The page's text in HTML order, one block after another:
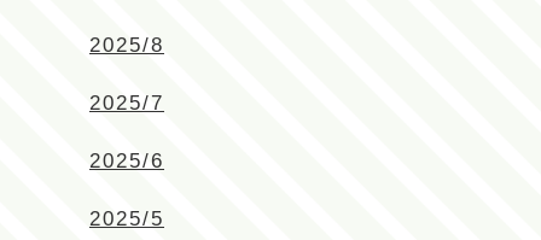
2025/8
2025/7
2025/6
2025/5